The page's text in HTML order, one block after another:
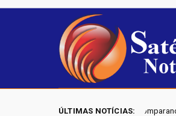
ÚLTIMAS NOTÍCIAS:
revela piloto comparando avião da Voepass